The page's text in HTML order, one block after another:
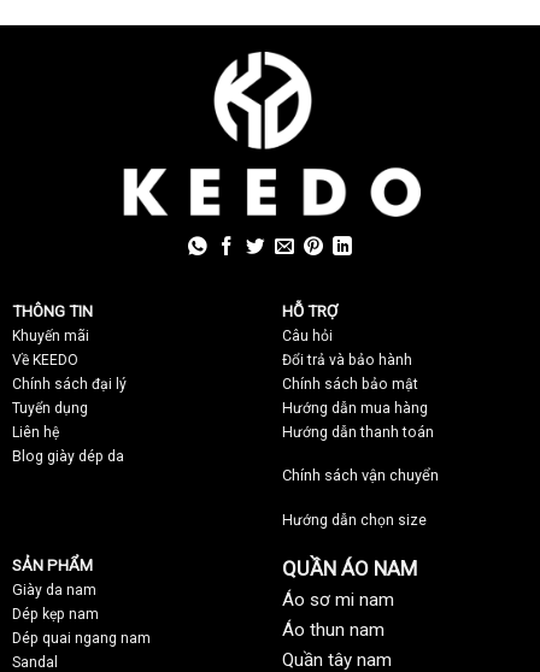
THÔNG TIN
Khuyến mãi
Về KEEDO
Chính sách đại lý
Tuyển dụng
Liên hệ
Blog giày dép da
HỖ TRỢ
Câu hỏi
Đổi trả và bảo hành
Chính sách bảo mật
Hướng dẫn mua hàng
Hướng dẫn thanh toán
Chính sách vận chuyển
Hướng dẫn chọn size
SẢN PHẨM
Giày da nam
Dép kẹp nam
Dép quai ngang nam
Sandal
QUẦN ÁO NAM
Áo sơ mi nam
Áo thun nam
Quần tây nam